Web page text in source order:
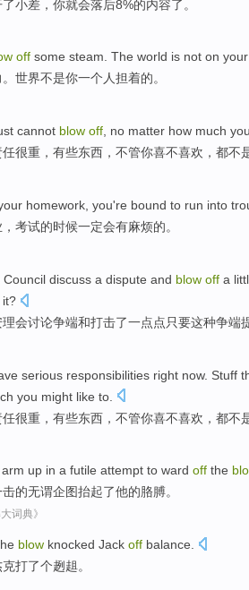
了小差 ， 你就会落后8%的内容了。
off some steam. The world is not on your
世界不是你一个人担着的。
cannot blow off no matter how much you
很重，有些东西 ，不管你喜不喜欢， 都不
homework , you're bound to run into
，考试的时候一定会有麻烦的。
Council discuss a dispute and blow off a
it?
理会讨论争端和打击了一点点只要这种争端
serious responsibilities right now. Stuff
you might like to
任很重，有些东西 ，不管你喜不喜欢 ， 都不
arm up in a futile attempt to ward off the
击的无谓企图抬起了他的胳膊。
词典》
blow knocked Jack off balance
克打了个趔趄。